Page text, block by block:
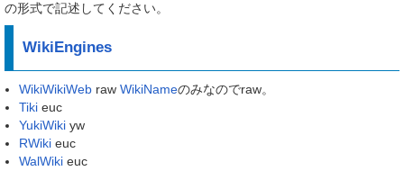
の形式で記述してください。
WikiEngines
WikiWikiWeb raw WikiNameのみなのでraw。
Tiki euc
YukiWiki yw
RWiki euc
WalWiki euc